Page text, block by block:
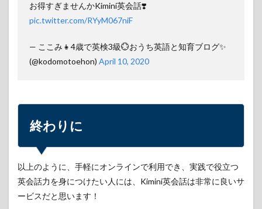
お得すぎませんかKimini英会話❣️
pic.twitter.com/RYyM067niF
— ここみ👧4歳で英検3級💮おうち英語と知育ブログ✨
(@kodomotoehon) April 10, 2020
終わりに
以上のように、手軽にオンラインで利用でき、実践で役立つ
英会話力を身につけたい人には、Kimini英会話は非常に良いサ
ービスだと思います！